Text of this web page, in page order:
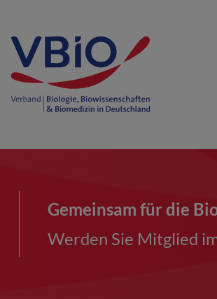
Gemeinsam für die
Werden Sie Mitglied